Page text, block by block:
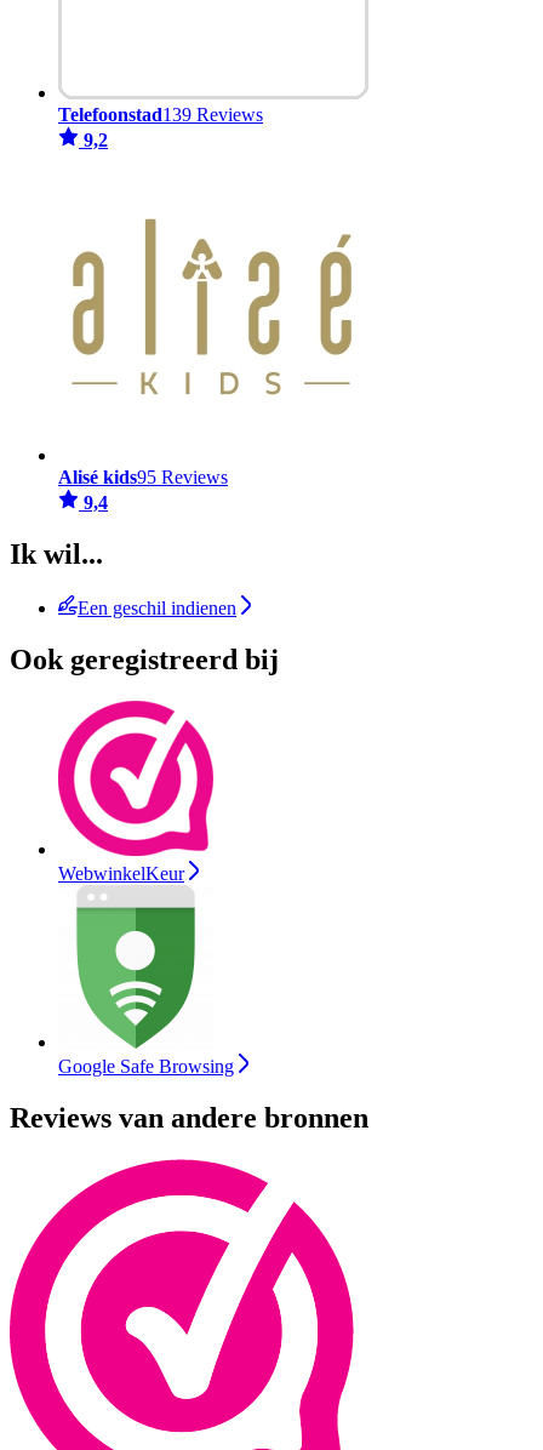
Telefoonstad139 Reviews
9,2
Alisé kids95 Reviews
9,4
Ik wil...
Een geschil indienen
Ook geregistreerd bij
WebwinkelKeur
Google Safe Browsing
Reviews van andere bronnen